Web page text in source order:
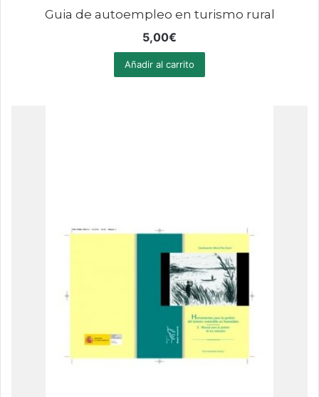
Guia de autoempleo en turismo rural
5,00€
Añadir al carrito